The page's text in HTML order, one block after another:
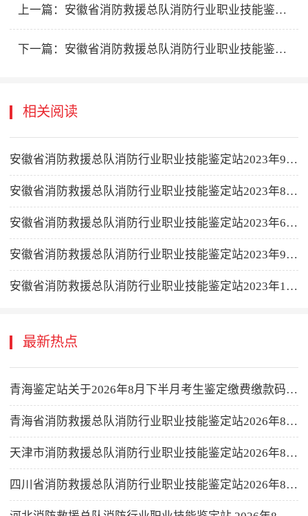
上一篇： 安徽省消防救援总队消防行业职业技能鉴定站2026年5月（下）批次鉴定计划公告
下一篇： 安徽省消防救援总队消防行业职业技能鉴定站2026年5月下批次二次续增鉴定计划公告
相关阅读
安徽省消防救援总队消防行业职业技能鉴定站2023年9月续增鉴定计划公告
安徽省消防救援总队消防行业职业技能鉴定站2023年8月续增鉴定计划公告
安徽省消防救援总队消防行业职业技能鉴定站2023年6月鉴定计划公告
安徽省消防救援总队消防行业职业技能鉴定站2023年9月鉴定计划公告
安徽省消防救援总队消防行业职业技能鉴定站2023年10月鉴定计划公告
最新热点
青海鉴定站关于2026年8月下半月考生鉴定缴费缴款码公示的公告
青海省消防救援总队消防行业职业技能鉴定站2026年8月下半月消防设施操作员职业技能鉴定公告
天津市消防救援总队消防行业职业技能鉴定站2026年8月16-31日批次消防设施操作员职业技能鉴定公告
四川省消防救援总队消防行业职业技能鉴定站2026年8月消防设施操作员职业技能鉴定考试公告